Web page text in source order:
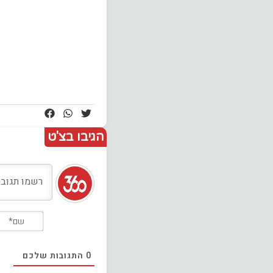
הגיבו בצ'ט
0 התגובות שלכם